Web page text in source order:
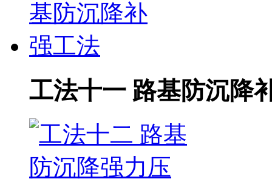
工法十一 路基防沉降